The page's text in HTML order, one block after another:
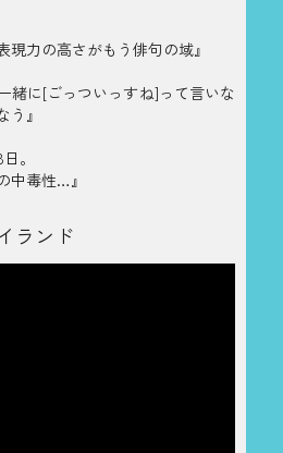
現力の高さがもう俳句の域』
緒に[ごっついっすね]って言いな
』
。
中毒性…』
ランド